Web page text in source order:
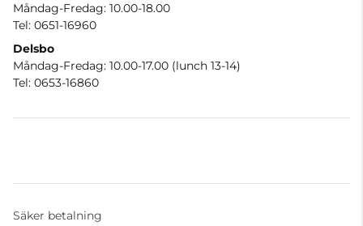
Måndag-Fredag: 10.00-18.00
Tel: 0651-16960
Delsbo
Måndag-Fredag: 10.00-17.00 (lunch 13-14)
Tel: 0653-16860
Säker betalning